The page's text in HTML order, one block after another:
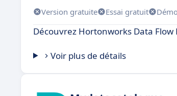
Version gratuite Essai gratuit
Découvrez Hortonworks Data
Voir plus de détails